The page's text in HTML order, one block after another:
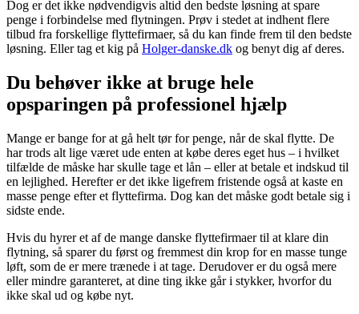
Dog er det ikke nødvendigvis altid den bedste løsning at spare
penge i forbindelse med flytningen. Prøv i stedet at indhent flere
tilbud fra forskellige flyttefirmaer, så du kan finde frem til den bedste
løsning. Eller tag et kig på Holger-danske.dk og benyt dig af deres.
Du behøver ikke at bruge hele
opsparingen på professionel hjælp
Mange er bange for at gå helt tør for penge, når de skal flytte. De
har trods alt lige været ude enten at købe deres eget hus – i hvilket
tilfælde de måske har skulle tage et lån – eller at betale et indskud til
en lejlighed. Herefter er det ikke ligefrem fristende også at kaste en
masse penge efter et flyttefirma. Dog kan det måske godt betale sig i
sidste ende.
Hvis du hyrer et af de mange danske flyttefirmaer til at klare din
flytning, så sparer du først og fremmest din krop for en masse tunge
løft, som de er mere trænede i at tage. Derudover er du også mere
eller mindre garanteret, at dine ting ikke går i stykker, hvorfor du
ikke skal ud og købe nyt.